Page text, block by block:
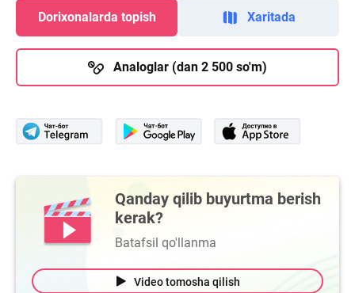
Dorixonalarda topish Xaritada
Analoglar (dan 2 500 so'm)
Qanday qilib buyurtma berish
kerak?
Batafsil qo'llanma
Video tomosha qilish